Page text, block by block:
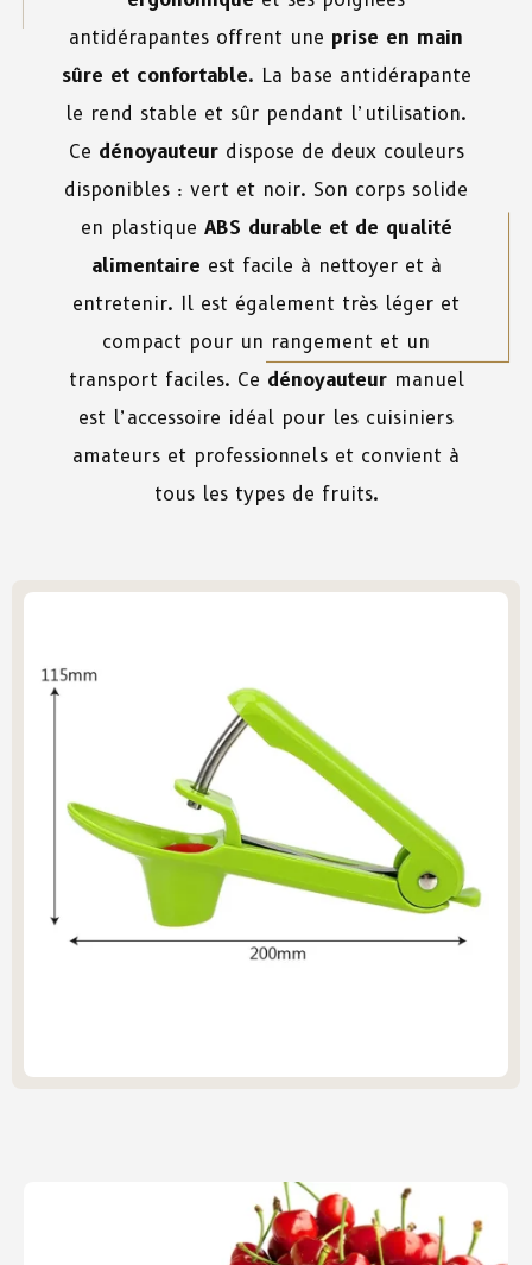
antidérapantes offrent une prise en main
sûre et confortable. La base antidérapante
le rend stable et sûr pendant l’utilisation.
Ce dénoyauteurdispose de deux couleurs
disponibles : vert et noir. Son corps solide
en plastique ABS durable et de qualité
alimentaire est facile à nettoyer et à
entretenir. Il est également très léger et
compact pour un rangement et un
transport faciles. Ce dénoyauteurmanuel
est l’accessoire idéal pour les cuisiniers
amateurs et professionnels et convient à
tous les types de fruits.